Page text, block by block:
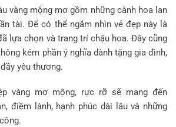
vàng mộng mơ gồm những cành hoa lan
tài. Để có thể ngắm nhìn vẻ đẹp này là
lựa chọn và trang trí chậu hoa. Đây cũng
kém phần ý nghĩa dành tặng gia đình,
yêu thương.
vàng mơ mộng, rực rỡ sẽ mang đến
điềm lành, hạnh phúc dài lâu và những